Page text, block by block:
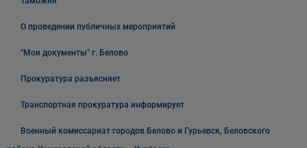
О проведении публичных мероприятий
"Мои документы" г. Белово
Прокуратура разъясняет
Транспортная прокуратура информирует
Военный комиссариат городов Белово и Гурьевск, Беловского